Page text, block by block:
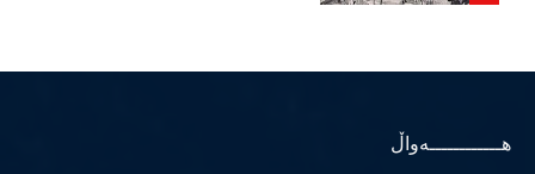
هــــــــــــەواڵ